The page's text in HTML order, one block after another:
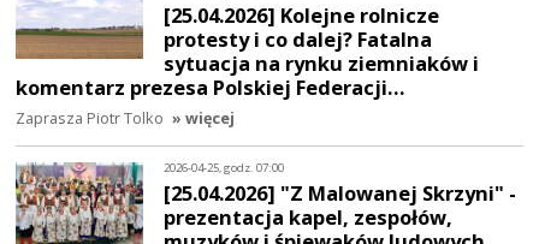
[25.04.2026] Kolejne rolnicze
protesty i co dalej? Fatalna
sytuacja na rynku ziemniaków i
komentarz prezesa Polskiej Federacji…
Zaprasza Piotr Tolko » więcej
2026-04-25, godz. 07:00
[25.04.2026] "Z Malowanej Skrzyni" -
prezentacja kapel, zespołów,